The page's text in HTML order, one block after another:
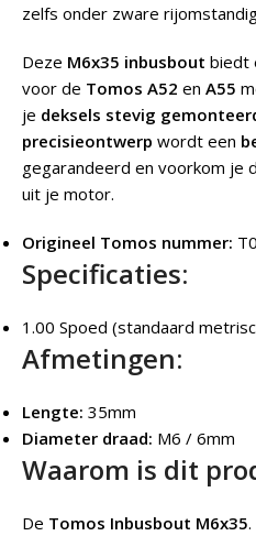
zelfs onder zware
Deze M6x35 inbusbout biedt
voor de Tomos A52 en A55
je deksels stevig
precisieontwerp wordt een
gegarandeerd en voorkom je
uit je motor.
Origineel Tomos nummer:
Specificaties:
1.00 Spoed (standaard
Afmetingen:
Lengte: 35mm
Diameter draad: M6 / 6mm
Waarom is dit
De Tomos Inbusbout M6x35.